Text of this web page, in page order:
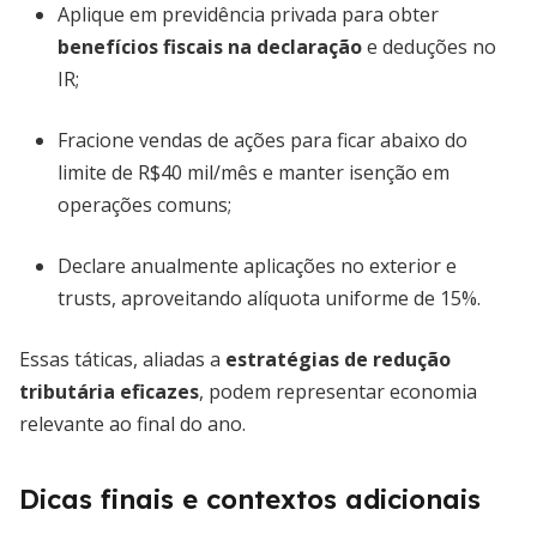
Aplique em previdência privada para obter
benefícios fiscais na declaraçãoe deduções no
IR;
Fracione vendas de ações para ficar abaixo do
limite de R$40 mil/mês e manter isenção em
operações comuns;
Declare anualmente aplicações no exterior e
trusts, aproveitando alíquota uniforme de 15%.
Essas táticas, aliadas a estratégias de redução
tributária eficazes, podem representar economia
relevante ao final do ano.
Dicas finais e contextos adicionais